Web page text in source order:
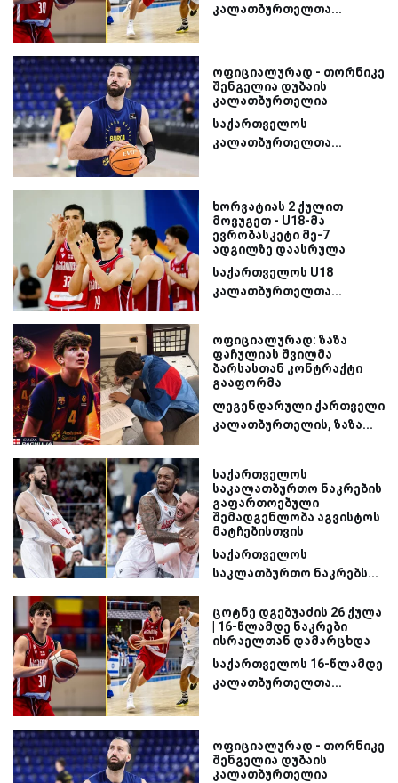
კალათბურთელთა...
ოფიციალურად - თორნიკე
შენგელია დუბაის
კალათბურთელია
საქართველოს
კალათბურთელთა...
ხორვატიას 2 ქულით
მოვუგეთ - U18-მა
ევრობასკეტი მე-7
ადგილზე დაასრულა
საქართველოს U18
კალათბურთელთა...
ოფიციალურად: ზაზა
ფაჩულიას შვილმა
ბარსასთან კონტრაქტი
გააფორმა
ლეგენდარული ქართველი
კალათბურთელის, ზაზა...
საქართველოს
საკალათბურთო ნაკრების
გაფართოებული
შემადგენლობა აგვისტოს
მატჩებისთვის
საქართველოს
საკლათბურთო ნაკრებს...
ცოტნე დგებუაძის 26 ქულა
| 16-წლამდე ნაკრები
ისრაელთან დამარცხდა
საქართველოს 16-წლამდე
კალათბურთელთა...
ოფიციალურად - თორნიკე
შენგელია დუბაის
კალათბურთელია